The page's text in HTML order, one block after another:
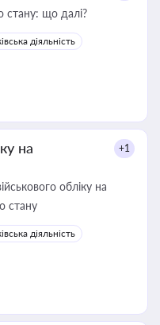
стану: що далі?
діяльність
на
+1
обліку на
стану
діяльність